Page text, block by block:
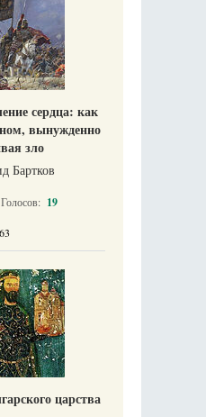
сердца: как
вынужденно
зло
Бартков
Голосов: 19
царства